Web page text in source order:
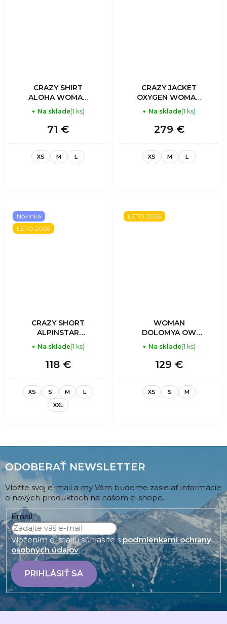
CRAZY SHIRT
ALOHA WOMAN
MANDALA
Na sklade(1 ks)
71 €
XS M L
CRAZY JACKET
OXYGEN WOMAN
POP-BLACK
Na sklade(1 ks)
279 €
XS M L
Novinka
LETO 2026
CRAZY SHORT
ALPINSTAR
WOMAN ASTER
Na sklade(1 ks)
118 €
XS S M
L
XXL
LETO 2026
WOMAN
DOLOMYA OW
CARGO SHORT
TIGHTS
Na sklade(1 ks)
129 €
XS S M
ODOBERAŤ NEWSLETTER
Vložte svoj e-mail a my Vám budeme zasielať informácie
o nových produktoch na našom e-shope.
Email
Vložením e-mailu súhlasíte spodmienkami ochrany
osobných údajov.
PRIHLÁSIŤ SA